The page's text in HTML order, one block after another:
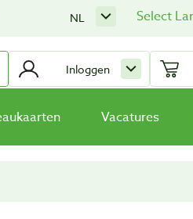
Select
NL
Inloggen
Vacatures